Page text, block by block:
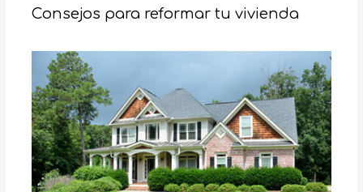
Consejos para reformar tu vivienda